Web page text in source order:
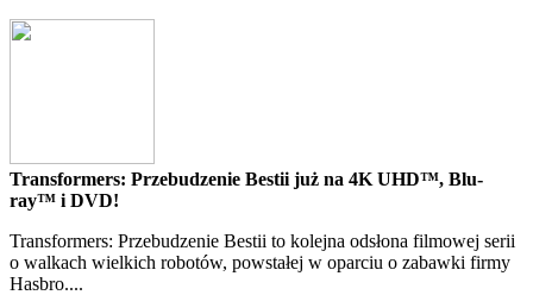
Transformers: Przebudzenie Bestii już na 4K UHD™, Blu-
ray™ i DVD!
Transformers: Przebudzenie Bestii to kolejna odsłona filmowej serii
o walkach wielkich robotów, powstałej w oparciu o zabawki firmy
Hasbro....